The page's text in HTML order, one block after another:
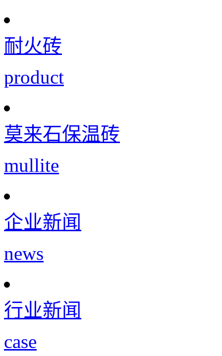
耐火砖
product
莫来石保温砖
mullite
企业新闻
news
行业新闻
case